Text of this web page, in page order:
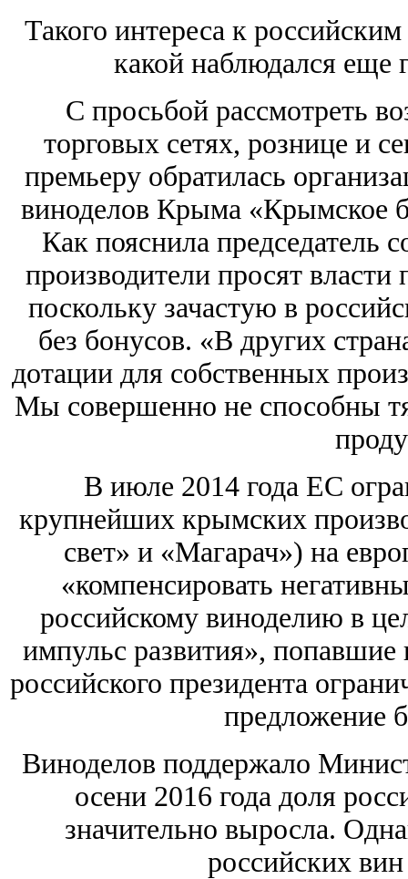
Такого интереса к
какой наблюдался еще
С просьбой рассмотреть
торговых сетях, рознице и
премьеру обратилась
виноделов Крыма «Крымское
Как пояснила председатель
производители просят
поскольку зачастую в
без бонусов. «В других
дотации для собственных
Мы совершенно не способны
В июле 2014 года ЕС
крупнейших крымских
свет» и «Магарач») на
«компенсировать
российскому виноделию в
импульс развития»,
российского президента
предложение
Виноделов поддержало
осени 2016 года доля
значительно выросла.
российских